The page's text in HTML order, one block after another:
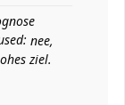
nee,
ziel.